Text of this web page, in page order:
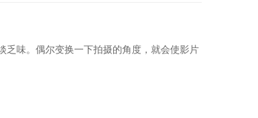
乏味。偶尔变换一下拍摄的角度，就会使影片